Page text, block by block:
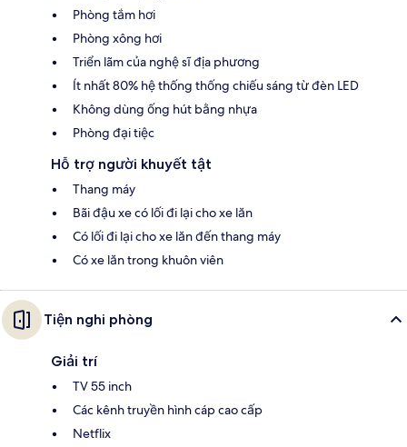
Phòng tắm hơi
Phòng xông hơi
Triển lãm của nghệ sĩ địa phương
Ít nhất 80% hệ thống thống chiếu sáng từ đèn LED
Không dùng ống hút bằng nhựa
Phòng đại tiệc
Hỗ trợ người khuyết tật
Thang máy
Bãi đậu xe có lối đi lại cho xe lăn
Có lối đi lại cho xe lăn đến thang máy
Có xe lăn trong khuôn viên
Tiện nghi phòng
Giải trí
TV 55 inch
Các kênh truyền hình cáp cao cấp
Netflix